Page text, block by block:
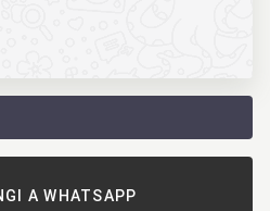
A WHATSAPP